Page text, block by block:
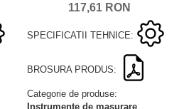
117,61 RON
SPECIFICATII TEHNICE:
BROSURA PRODUS:
Categorie de produse:
Instrumente de masurare